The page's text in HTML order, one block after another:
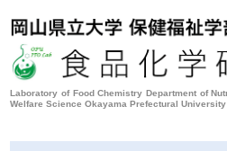
Laboratory of Food Chemistry Department of
Welfare Science Okayama Prefectural University